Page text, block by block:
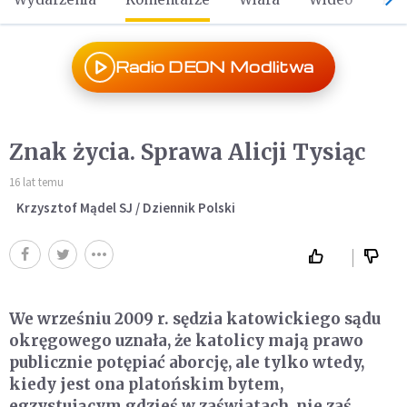
Radio DEON Modlitwa
Znak życia. Sprawa Alicji Tysiąc
16 lat temu
Krzysztof Mądel SJ / Dziennik Polski
We wrześniu 2009 r. sędzia katowickiego sądu
okręgowego uznała, że katolicy mają prawo
publicznie potępiać aborcję, ale tylko wtedy,
kiedy jest ona platońskim bytem,